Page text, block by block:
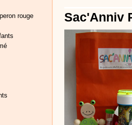
rouge
Sac'Anniv